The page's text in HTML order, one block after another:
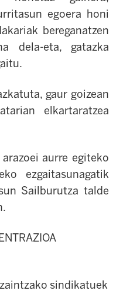
egoera honi
bereganatzen
dela-eta, gatazka
gaur goizean
elkartaratzea
aurre egiteko
ezgaitasunagatik
Sailburutza talde
sindikatuek